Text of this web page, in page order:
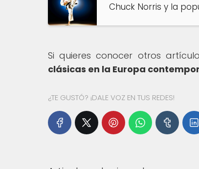
Chuck Norris y la
Si quieres conocer otros
clásicas en la Europa
¿TE GUSTÓ? ¡DALE VOZ EN TUS REDES!